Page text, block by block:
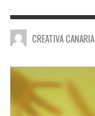
CREATIVA CANARIA